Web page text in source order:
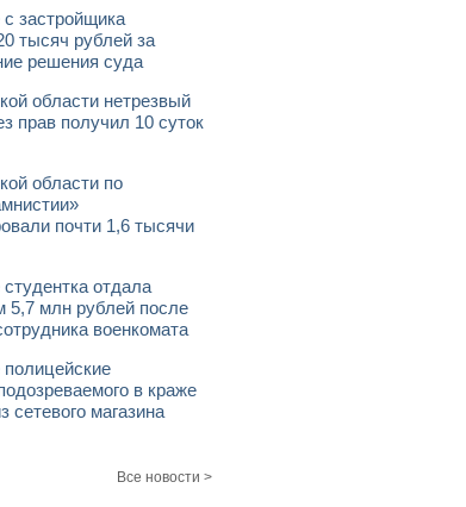
застройщика
тысяч рублей за
решения суда
области нетрезвый
прав получил 10 суток
области по
почти 1,6 тысячи
отдала
5,7 млн рублей после
военкомата
в краже
сетевого магазина
Все новости >